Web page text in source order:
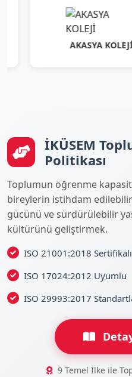
AKASYA KOLEJİ
İKÜSEM
Politikası
Toplumun öğrenme
bireylerin istihdam
gücünü ve sürdürülebilir
kültürünü geliştirmek.
ISO 21001:2018 Sertifikalı
ISO 17024:2012 Uyumlu
ISO 29993:2017
9 Temel İlke ile